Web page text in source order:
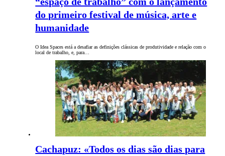
do primeiro festival de música, arte e
humanidade
O Idea Spaces está a desafiar as definições clássicas de produtividade e relação com o
local de trabalho, e, para…
Cachapuz: «Todos os dias são dias para